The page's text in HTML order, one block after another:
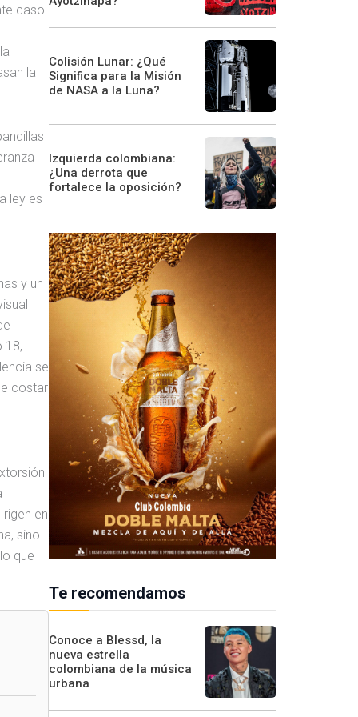
caso
la
ley es
y un
18,
se
costar
en
sino
que
Colisión Lunar: ¿Qué
Significa para la Misión
de NASA a la Luna?
Izquierda colombiana:
¿Una derrota que
fortalece la oposición?
Te recomendamos
Conoce a Blessd, la
nueva estrella
colombiana de la música
urbana